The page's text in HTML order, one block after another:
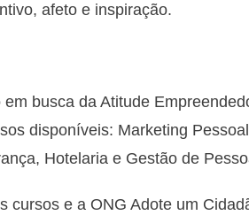
afeto e inspiração.
busca da Atitude
disponíveis: Marketing
Hotelaria e Gestão de
cursos e a ONG Adote um